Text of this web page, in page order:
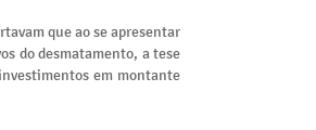
que ao se apresentar
do desmatamento, a tese
em montante